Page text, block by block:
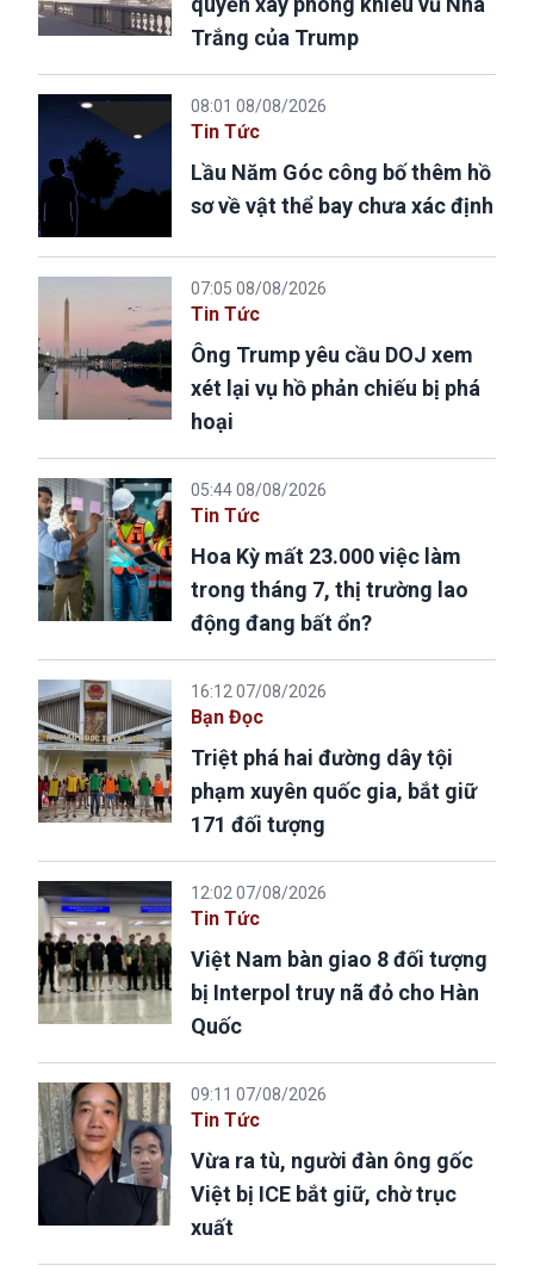
Trắng của Trump
08:01 08/08/2026
Tin Tức
Lầu Năm Góc công bố thêm hồ
sơ về vật thể bay chưa xác định
07:05 08/08/2026
Tin Tức
Ông Trump yêu cầu DOJ xem
xét lại vụ hồ phản chiếu bị phá
hoại
05:44 08/08/2026
Tin Tức
Hoa Kỳ mất 23.000 việc làm
trong tháng 7, thị trường lao
động đang bất ổn?
16:12 07/08/2026
Bạn Đọc
Triệt phá hai đường dây tội
phạm xuyên quốc gia, bắt giữ
171 đối tượng
12:02 07/08/2026
Tin Tức
Việt Nam bàn giao 8 đối tượng
bị Interpol truy nã đỏ cho Hàn
Quốc
09:11 07/08/2026
Tin Tức
Vừa ra tù, người đàn ông gốc
Việt bị ICE bắt giữ, chờ trục
xuất